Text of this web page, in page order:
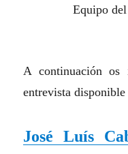
Equipo
A continuación os
entrevista
José Luís